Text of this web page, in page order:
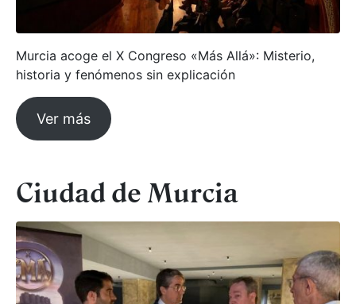
Murcia acoge el X Congreso «Más Allá»: Misterio,
historia y fenómenos sin explicación
Ver más
Ciudad de Murcia